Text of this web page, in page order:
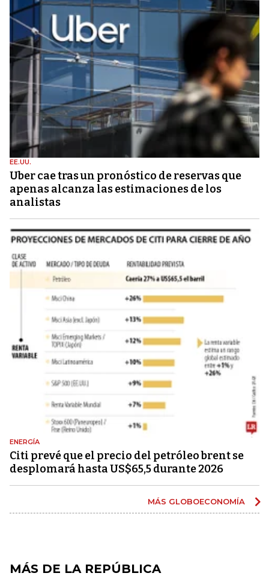
EE.UU.
Uber cae tras un pronóstico de reservas que
apenas alcanza las estimaciones de los
analistas
ENERGÍA
Citi prevé que el precio del petróleo brent se
desplomará hasta US$65,5 durante 2026
MÁS GLOBOECONOMÍA
MÁS DE LA REPÚBLICA